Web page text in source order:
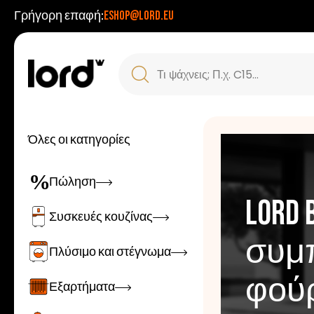
Γρήγορη επαφή:eshop@lord.eu
Όλες οι κατηγορίες
Zobrazit
Πώληση
Zobrazit
Συσκευές κουζίνας
Zobrazit
Πλύσιμο και στέγνωμα
Zobrazit
Εξαρτήματα
Με την